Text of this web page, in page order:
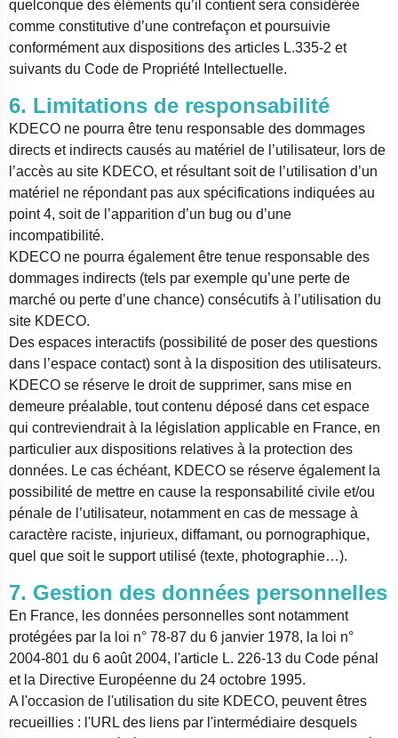
quelconque des éléments qu’il contient sera considérée
comme constitutive d’une contrefaçon et poursuivie
conformément aux dispositions des articles L.335-2 et
suivants du Code de Propriété Intellectuelle.
6. Limitations de responsabilité
KDECO ne pourra être tenu responsable des dommages
directs et indirects causés au matériel de l’utilisateur, lors de
l’accès au site KDECO, et résultant soit de l’utilisation d’un
matériel ne répondant pas aux spécifications indiquées au
point 4, soit de l’apparition d’un bug ou d’une
incompatibilité.
KDECO ne pourra également être tenue responsable des
dommages indirects (tels par exemple qu’une perte de
marché ou perte d’une chance) consécutifs à l’utilisation du
site KDECO.
Des espaces interactifs (possibilité de poser des questions
dans l’espace contact) sont à la disposition des utilisateurs.
KDECO se réserve le droit de supprimer, sans mise en
demeure préalable, tout contenu déposé dans cet espace
qui contreviendrait à la législation applicable en France, en
particulier aux dispositions relatives à la protection des
données. Le cas échéant, KDECO se réserve également la
possibilité de mettre en cause la responsabilité civile et/ou
pénale de l’utilisateur, notamment en cas de message à
caractère raciste, injurieux, diffamant, ou pornographique,
quel que soit le support utilisé (texte, photographie…).
7. Gestion des données personnelles
En France, les données personnelles sont notamment
protégées par la loi n° 78-87 du 6 janvier 1978, la loi n°
2004-801 du 6 août 2004, l'article L. 226-13 du Code pénal
et la Directive Européenne du 24 octobre 1995.
A l'occasion de l'utilisation du site KDECO, peuvent êtres
recueillies : l'URL des liens par l'intermédiaire desquels